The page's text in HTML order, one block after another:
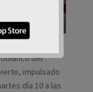
del
impulsado
día 10 a las